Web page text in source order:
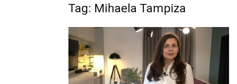
Tag: Mihaela Tampiza